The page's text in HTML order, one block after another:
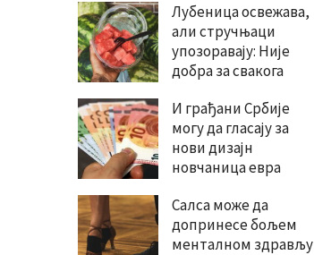
Лубеница освежава,
али стручњаци
упозоравају: Није
добра за свакога
И грађани Србије
могу да гласају за
нови дизајн
новчаница евра
Салса може да
допринесе бољем
менталном здрављу